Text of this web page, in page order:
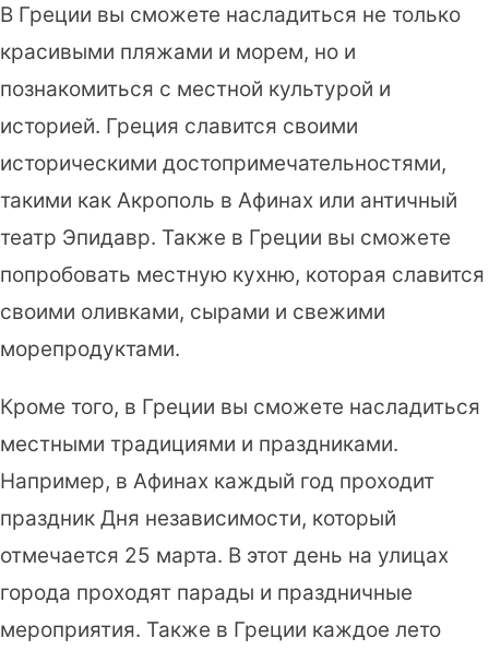
В Греции вы сможете насладиться не только
красивыми пляжами и морем, но и
познакомиться с местной культурой и
историей. Греция славится своими
историческими достопримечательностями,
такими как Акрополь в Афинах или античный
театр Эпидавр. Также в Греции вы сможете
попробовать местную кухню, которая славится
своими оливками, сырами и свежими
морепродуктами.
Кроме того, в Греции вы сможете насладиться
местными традициями и праздниками.
Например, в Афинах каждый год проходит
праздник Дня независимости, который
отмечается 25 марта. В этот день на улицах
города проходят парады и праздничные
мероприятия. Также в Греции каждое лето